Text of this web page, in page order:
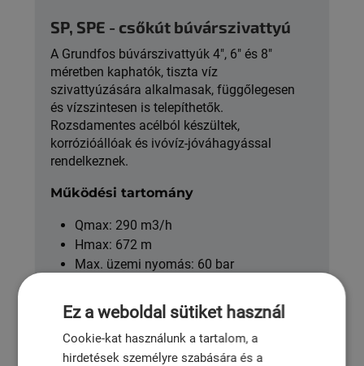
SP, SPE - csőkút búvárszivattyú
A Grundfos búvárszivattyúk 4″, 6″ és 8″
méretben kaphatók, tiszta víz
szivattyúzására alkalmasak, függőlegesen
és vízszintesen is telepíthetők.
Rozsdamentes acélból készültek,
korrózióállóak és ivóvíz-jóváhagyással
rendelkeznek.
Működési tartomány
Qmax: 290 m3/h
Hmax: 672 m
Max. üzemi nyomás: 60 bar
Ez a weboldal sütiket használ
Cookie-kat használunk a tartalom, a
hirdetések személyre szabására és a